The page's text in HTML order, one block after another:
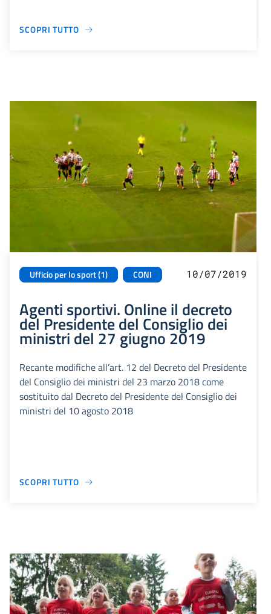
SCOPRI TUTTO
Ufficio per lo sport (1) CONI 10/07/2019
Agenti sportivi. Online il decreto
del Presidente del Consiglio dei
ministri del 27 giugno 2019
Recante modifiche all’art. 12 del Decreto del Presidente
del Consiglio dei ministri del 23 marzo 2018 come
sostituito dal Decreto del Presidente del Consiglio dei
ministri del 10 agosto 2018
SCOPRI TUTTO